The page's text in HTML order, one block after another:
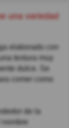
elaborado con
textura muy
dulce. Se
comer como
de la